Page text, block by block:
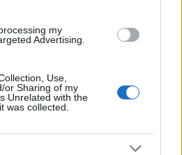
my
Advertising.
Use,
or Sharing of my
Unrelated with the
was collected.